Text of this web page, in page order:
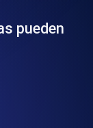
alertas de caducidad.
pueden